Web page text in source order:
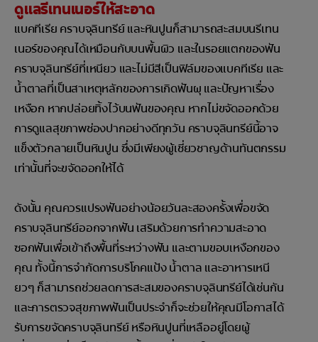
ดูแลรีเทนเนอร์ให้สะอาด
แบคทีเรีย คราบจุลินทรีย์ และหินปูนก็สามารถสะสมบนรีเทน
เนอร์ของคุณได้เหมือนกับบนพื้นผิว และในรอยแตกของฟัน
คราบจุลินทรีย์ที่เหนียว และไม่มีสีเป็นฟิล์มของแบคทีเรีย และ
น้ำตาลที่เป็นสาเหตุหลักของการเกิดฟันผุ และปัญหาเรื่อง
เหงือก หากปล่อยทิ้งไว้บนฟันของคุณ หากไม่ขจัดออกด้วย
การดูแลสุขภาพช่องปากอย่างดีทุกวัน คราบจุลินทรีย์นี้อาจ
แข็งตัวกลายเป็นหินปูน ซึ่งมีเพียงผู้เชี่ยวชาญด้านทันตกรรม
เท่านั้นที่จะขจัดออกให้ได้
ดังนั้น คุณควรแปรงฟันอย่างน้อยวันละสองครั้งเพื่อขจัด
คราบจุลินทรีย์ออกจากฟัน เสริมด้วยการทำความสะอาด
ซอกฟันเพื่อเข้าถึงพื้นที่ระหว่างฟัน และตามขอบเหงือกของ
คุณ ทั้งนี้การจำกัดการบริโภคแป้ง น้ำตาล และอาหารเหนี
ยวๆ ก็สามารถช่วยลดการสะสมของคราบจุลินทรีย์ได้เช่นกัน
และการตรวจสุขภาพฟันเป็นประจำก็จะช่วยให้คุณมีโอกาสได้
รับการขจัดคราบจุลินทรีย์ หรือหินปูนที่เหลืออยู่โดยผู้